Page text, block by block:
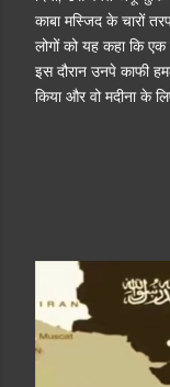
काबा मस्जिद के चारों
लोगों को यह कहा कि एक
इस दौरान उनपे काफी
किया और वो मदीना के